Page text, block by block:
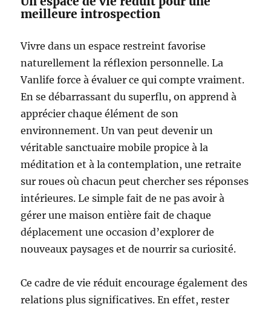
meilleure introspection
Vivre dans un espace restreint favorise
naturellement la réflexion personnelle. La
Vanlife force à évaluer ce qui compte vraiment.
En se débarrassant du superflu, on apprend à
apprécier chaque élément de son
environnement. Un van peut devenir un
véritable sanctuaire mobile propice à la
méditation et à la contemplation, une retraite
sur roues où chacun peut chercher ses réponses
intérieures. Le simple fait de ne pas avoir à
gérer une maison entière fait de chaque
déplacement une occasion d’explorer de
nouveaux paysages et de nourrir sa curiosité.
Ce cadre de vie réduit encourage également des
relations plus significatives. En effet, rester